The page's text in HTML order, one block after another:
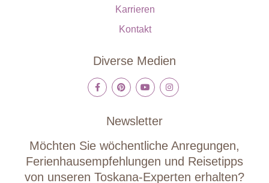
Karrieren
Kontakt
Diverse Medien
Newsletter
Möchten Sie wöchentliche Anregungen,
Ferienhausempfehlungen und Reisetipps
von unseren Toskana-Experten erhalten?